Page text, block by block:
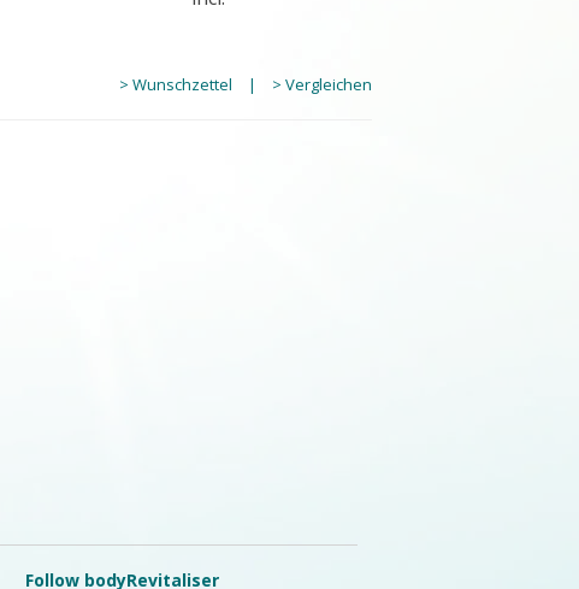
> Wunschzettel | > Vergleichen
Follow bodyRevitaliser